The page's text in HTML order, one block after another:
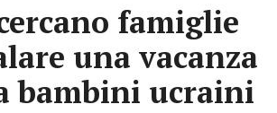
famiglie
una vacanza
bambini ucraini